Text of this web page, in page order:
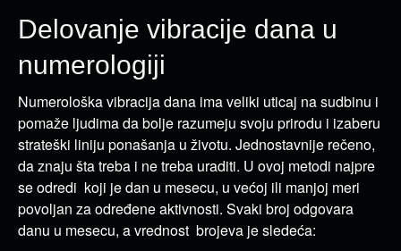
Delovanje vibracije dana u
numerologiji
Numerološka vibracija dana ima veliki uticaj na sudbinu i
pomaže ljudima da bolje razumeju svoju prirodu i izaberu
strateški liniju ponašanja u životu. Jednostavnije rečeno,
da znaju šta treba i ne treba uraditi. U ovoj metodi najpre
se odredi koji je dan u mesecu, u većoj ili manjoj meri
povoljan za određene aktivnosti. Svaki broj odgovara
danu u mesecu, a vrednost brojeva je sledeća: